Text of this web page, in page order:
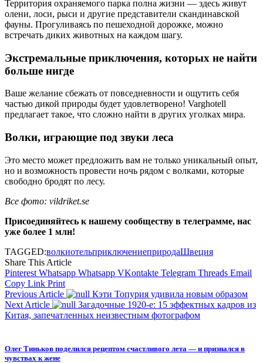
Территория охраняемого парка полна жизни — здесь живут
олени, лоси, рыси и другие представители скандинавской
фауны. Прогуливаясь по пешеходной дорожке, можно
встречать диких животных на каждом шагу.
Экстремальные приключения, которых не найти
больше нигде
Ваше желание сбежать от повседневности и ощутить себя
частью дикой природы будет удовлетворено! Varghotell
предлагает такое, что сложно найти в других уголках мира.
Волки, играющие под звуки леса
Это место может предложить вам не только уникальный опыт,
но и возможность провести ночь рядом с волками, которые
свободно бродят по лесу.
Все фото: vildriket.se
Присоединяйтесь к нашему сообществу в телеграмме, нас
уже более 1 млн!
TAGGED:волкиотельприключениеприродаШвеция
Share This Article
Pinterest Whatsapp Whatsapp VKontakte Telegram Threads Email
Copy Link Print
Previous Article
Кэти Топурия удивила новым образом
Next Article
Загадочные 1920-е: 15 эффектных кадров из
Китая, запечатленных неизвестным фотографом
Олег Тиньков поделился рецептом счастливого лета — и признался в
чувствах к жене